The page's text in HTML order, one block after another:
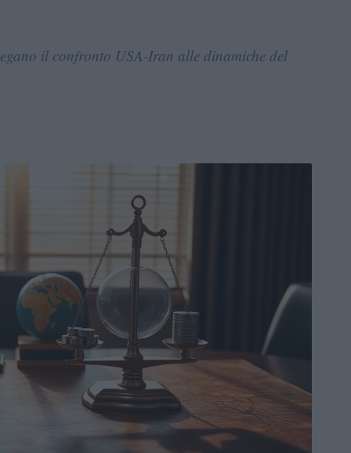
il confronto USA-Iran alle dinamiche del